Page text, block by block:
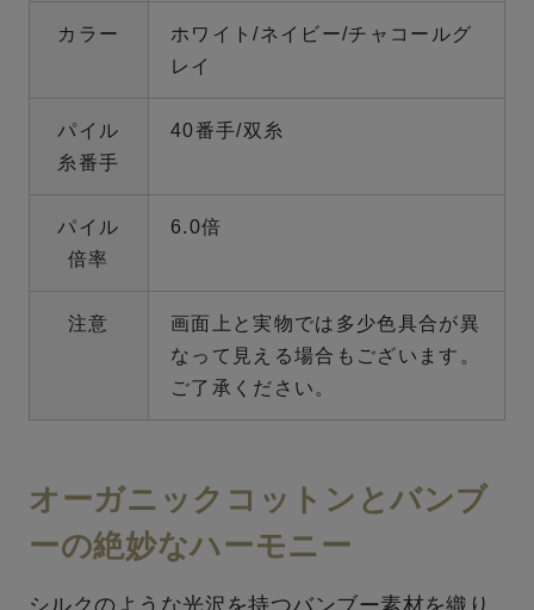
カラー
ホワイト/ネイビー/チャコールグ
レイ
パイル
糸番手
40番手/双糸
パイル
倍率
6.0倍
注意
画面上と実物では多少色具合が異
なって見える場合もございます。
ご了承ください。
オーガニックコットンとバンブ
ーの絶妙なハーモニー